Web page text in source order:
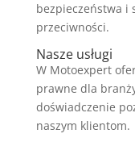
bezpieczeństwa i
przeciwności.
Nasze usługi
W Motoexpert
prawne dla
doświadczenie
naszym klientom.